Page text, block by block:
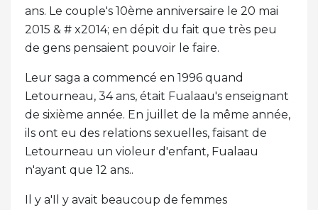
ans. Le couple's 10ème anniversaire le 20 mai
2015 & # x2014; en dépit du fait que très peu
de gens pensaient pouvoir le faire.
Leur saga a commencé en 1996 quand
Letourneau, 34 ans, était Fualaau's enseignant
de sixième année. En juillet de la même année,
ils ont eu des relations sexuelles, faisant de
Letourneau un violeur d'enfant, Fualaau
n'ayant que 12 ans..
Il y a'Il y avait beaucoup de femmes